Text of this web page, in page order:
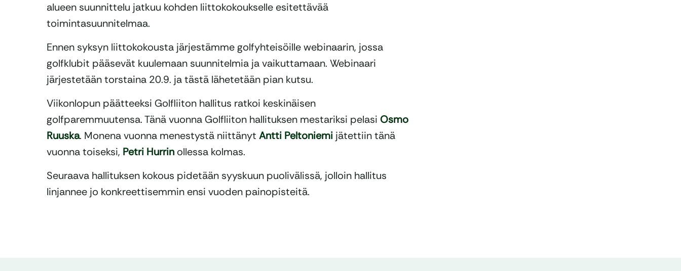
alueen suunnittelu jatkuu kohden liittokokoukselle esitettävää
toimintasuunnitelmaa.
Ennen syksyn liittokokousta järjestämme golfyhteisöille webinaarin, jossa
golfklubit pääsevät kuulemaan suunnitelmia ja vaikuttamaan. Webinaari
järjestetään torstaina 20.9. ja tästä lähetetään pian kutsu.
Viikonlopun päätteeksi Golfliiton hallitus ratkoi keskinäisen
golfparemmuutensa. Tänä vuonna Golfliiton hallituksen mestariksi pelasi Osmo
Ruuska. Monena vuonna menestystä niittänyt Antti Peltoniemi jätettiin tänä
vuonna toiseksi, Petri Hurrinollessa kolmas.
Seuraava hallituksen kokous pidetään syyskuun puolivälissä, jolloin hallitus
linjannee jo konkreettisemmin ensi vuoden painopisteitä.